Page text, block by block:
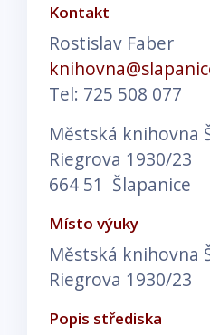
Kontakt
Rostislav Faber
Tel: 725 508 077
Městská knihovna
Riegrova 1930/23
664 51 Šlapanice
Místo výuky
Městská knihovna
Riegrova 1930/23
Popis střediska